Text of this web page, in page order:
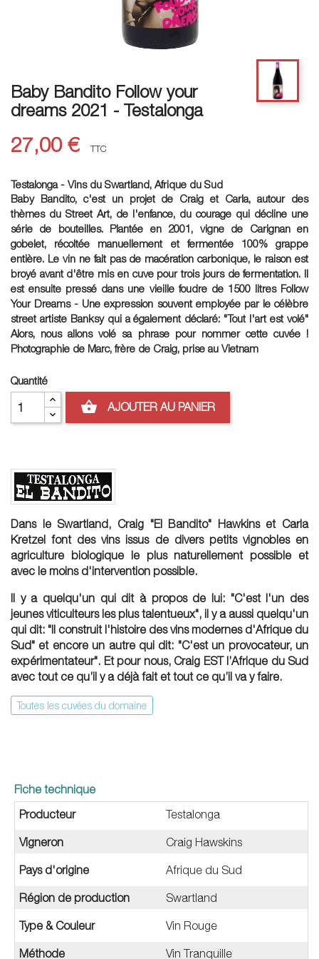
Baby Bandito Follow your
dreams 2021 - Testalonga
27,00 € TTC
Testalonga - Vins du Swartland, Afrique du Sud
Baby Bandito, c'est un projet de Craig et Carla, autour des
thèmes du Street Art, de l'enfance, du courage qui décline une
série de bouteilles. Plantée en 2001, vigne de Carignan en
gobelet, récoltée manuellement et fermentée 100% grappe
entière. Le vin ne fait pas de macération carbonique, le raison est
broyé avant d'être mis en cuve pour trois jours de fermentation. Il
est ensuite pressé dans une vieille foudre de 1500 litres Follow
Your Dreams - Une expression souvent employée par le célèbre
street artiste Banksy qui a également déclaré: "Tout l'art est volé"
Alors, nous allons volé sa phrase pour nommer cette cuvée !
Photographie de Marc, frère de Craig, prise au Vietnam
Quantité
shopping_basket AJOUTER AU PANIER
Dans le Swartland, Craig "El Bandito" Hawkins et Carla
Kretzel font des vins issus de divers petits vignobles en
agriculture biologique le plus naturellement possible et
avec le moins d'intervention possible.
Il y a quelqu'un qui dit à propos de lui: "C'est l'un des
jeunes viticulteurs les plus talentueux", il y a aussi quelqu'un
qui dit: "Il construit l'histoire des vins modernes d'Afrique du
Sud" et encore un autre qui dit: "C'est un provocateur, un
expérimentateur". Et pour nous, Craig EST l’Afrique du Sud
avec tout ce qu’il y a déjà fait et tout ce qu’il va y faire.
Toutes les cuvées du domaine
Fiche technique
Producteur
Testalonga
Vigneron Craig Hawskins
Pays d'origine Afrique du Sud
Région de production Swartland
Type & Couleur Vin Rouge
Méthode Vin Tranquille